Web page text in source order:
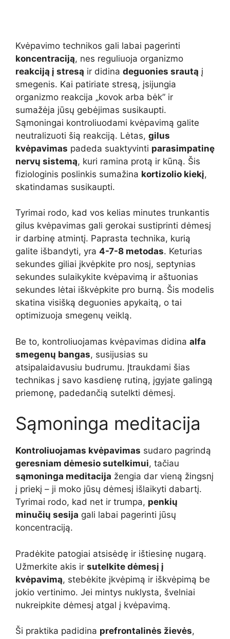
Kvėpavimo technikos gali labai pagerinti
koncentraciją, nes reguliuoja organizmo
reakciją į stresą ir didina deguonies srautą į
smegenis. Kai patiriate stresą, įsijungia
organizmo reakcija „kovok arba bėk” ir
sumažėja jūsų gebėjimas susikaupti.
Sąmoningai kontroliuodami kvėpavimą galite
neutralizuoti šią reakciją. Lėtas, gilus
kvėpavimas padeda suaktyvinti parasimpatinę
nervų sistemą, kuri ramina protą ir kūną. Šis
fiziologinis poslinkis sumažina kortizolio kiekį,
skatindamas susikaupti.
Tyrimai rodo, kad vos kelias minutes trunkantis
gilus kvėpavimas gali gerokai sustiprinti dėmesį
ir darbinę atmintį. Paprasta technika, kurią
galite išbandyti, yra 4-7-8 metodas. Keturias
sekundes giliai įkvėpkite pro nosį, septynias
sekundes sulaikykite kvėpavimą ir aštuonias
sekundes lėtai iškvėpkite pro burną. Šis modelis
skatina visišką deguonies apykaitą, o tai
optimizuoja smegenų veiklą.
Be to, kontroliuojamas kvėpavimas didina alfa
smegenų bangas, susijusias su
atsipalaidavusiu budrumu. Įtraukdami šias
technikas į savo kasdienę rutiną, įgyjate galingą
priemonę, padedančią sutelkti dėmesį.
Sąmoninga meditacija
Kontroliuojamas kvėpavimas sudaro pagrindą
geresniam dėmesio sutelkimui, tačiau
sąmoninga meditacija žengia dar vieną žingsnį
į priekį – ji moko jūsų dėmesį išlaikyti dabartį.
Tyrimai rodo, kad net ir trumpa, penkių
minučių sesija gali labai pagerinti jūsų
koncentraciją.
Pradėkite patogiai atsisėdę ir ištiesinę nugarą.
Užmerkite akis ir sutelkite dėmesį į
kvėpavimą, stebėkite įkvėpimą ir iškvėpimą be
jokio vertinimo. Jei mintys nuklysta, švelniai
nukreipkite dėmesį atgal į kvėpavimą.
Ši praktika padidina prefrontalinės žievės,